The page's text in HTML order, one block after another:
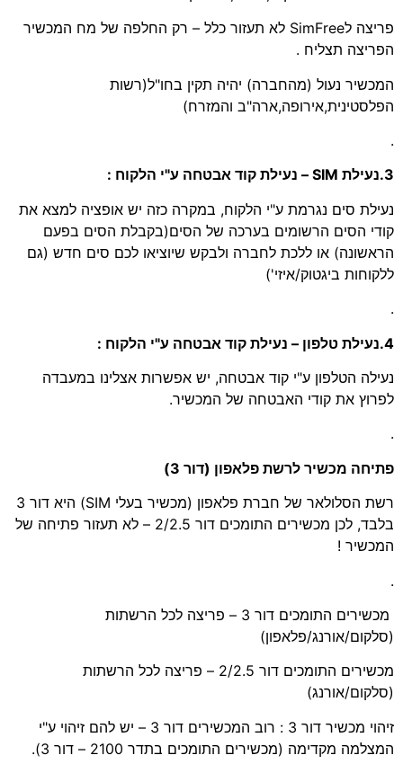
פריצה לSimFree לא תעזור כלל – רק החלפה של מח המכשיר
הפריצה תצליח .
המכשיר נעול (מהחברה) יהיה תקין בחו"ל(רשות
הפלסטינית,אירופה,ארה"ב והמזרח)
.
3.נעילת SIM – נעילת קוד אבטחה ע"י הלקוח :
נעילת סים נגרמת ע"י הלקוח, במקרה כזה יש אופציה למצא את
קודי הסים הרשומים בערכה של הסים(בקבלת הסים בפעם
הראשונה) או ללכת לחברה ולבקש שיוציאו לכם סים חדש (גם
ללקוחות ביגטוק/איזי')
.
4.נעילת טלפון – נעילת קוד אבטחה ע"י הלקוח :
נעילה הטלפון ע"י קוד אבטחה, יש אפשרות אצלינו במעבדה
לפרוץ את קודי האבטחה של המכשיר.
.
פתיחה מכשיר לרשת פלאפון (דור 3)
רשת הסלולאר של חברת פלאפון (מכשיר בעלי SIM) היא דור 3
בלבד, לכן מכשירים התומכים דור 2/2.5 – לא תעזור פתיחה של
המכשיר !
.
מכשירים התומכים דור 3 – פריצה לכל הרשתות
(סלקום/אורנג/פלאפון)
מכשירים התומכים דור 2/2.5 – פריצה לכל הרשתות
(סלקום/אורנג)
זיהוי מכשיר דור 3 : רוב המכשירים דור 3 – יש להם זיהוי ע"י
המצלמה מקדימה (מכשירים התומכים בתדר 2100 – דור 3).